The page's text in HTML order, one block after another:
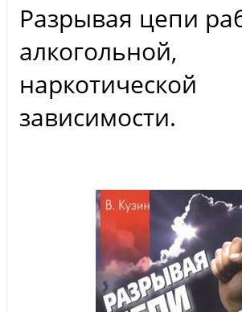
Разрывая цепи
алкогольной,
наркотической
зависимости.